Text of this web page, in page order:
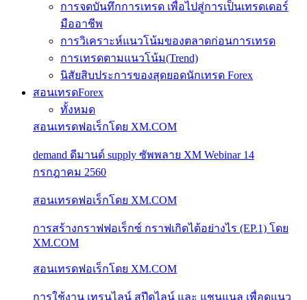
การจดบันทึกการเทรด เพื่อไปสู่การเป็นเทรดเดอร์
มืออาชีพ
การวิเคราะห์แนวโน้มของตลาดก่อนการเทรด
การเทรดตามแนวโน้ม(Trend)
นิสัยสิบประการของสุดยอดนักเทรด Forex
สอนเทรดForex
ทั้งหมด
สอนเทรดฟอเร็กโดย XM.COM
demand ดีมานด์ supply ซัพพลาย XM Webinar 14
กรกฎาคม 2560
สอนเทรดฟอเร็กโดย XM.COM
การสร้างกราฟฟอเร็กซ์ กราฟเกิดได้อย่างไร (EP.1) โดย
XM.COM
สอนเทรดฟอเร็กโดย XM.COM
การใช้งาน เทรนไลน์ สปีดไลน์ และ แชนแนล เพื่อดูแนว